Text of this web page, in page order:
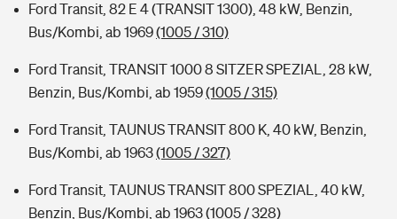
Ford Transit, 82 E 4 (TRANSIT 1300), 48 kW, Benzin,
Bus/Kombi, ab 1969(1005 / 310)
Ford Transit, TRANSIT 1000 8 SITZER SPEZIAL, 28 kW,
Benzin, Bus/Kombi, ab 1959(1005 / 315)
Ford Transit, TAUNUS TRANSIT 800 K, 40 kW, Benzin,
Bus/Kombi, ab 1963(1005 / 327)
Ford Transit, TAUNUS TRANSIT 800 SPEZIAL, 40 kW,
Benzin, Bus/Kombi, ab 1963(1005 / 328)